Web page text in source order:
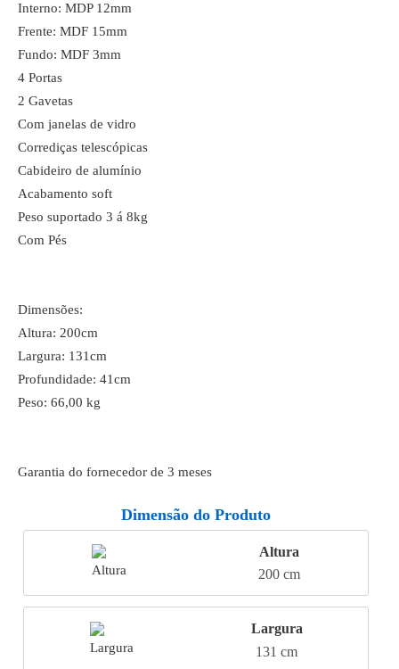
Interno: MDP 12mm
Frente: MDF 15mm
Fundo: MDF 3mm
4 Portas
2 Gavetas
Com janelas de vidro
Corrediças telescópicas
Cabideiro de alumínio
Acabamento soft
Peso suportado 3 á 8kg
Com Pés
Dimensões:
Altura: 200cm
Largura: 131cm
Profundidade: 41cm
Peso: 66,00 kg
Garantia do fornecedor de 3 meses
Dimensão do Produto
Altura
200 cm
Largura
131 cm